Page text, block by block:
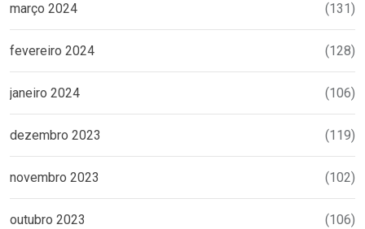
março 2024 (131)
fevereiro 2024 (128)
janeiro 2024 (106)
dezembro 2023 (119)
novembro 2023 (102)
outubro 2023 (106)